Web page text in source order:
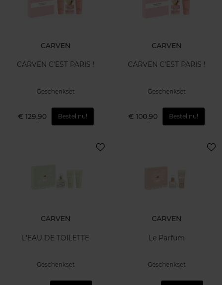
CARVEN
CARVEN C'EST PARIS !
Geschenkset
€ 129,90 Bestel nu!
CARVEN
CARVEN C'EST PARIS !
Geschenkset
€ 100,90 Bestel nu!
CARVEN
L'EAU DE TOILETTE
Geschenkset
CARVEN
Le Parfum
Geschenkset